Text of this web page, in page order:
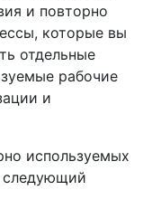
и повторно
которые вы
отдельные
рабочие
и
используемых
следующий